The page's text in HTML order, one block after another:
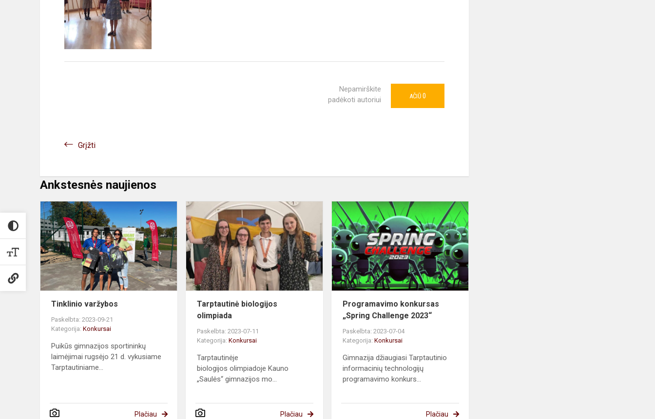
Nepamirškite
padėkoti autoriui
AČIŪ 0
Grįžti
Ankstesnės naujienos
Tinklinio
varžybos
Tinklinio varžybos
Paskelbta: 2023-09-21
Kategorija: Konkursai
Puikūs gimnazijos sportininkų
laimėjimai rugsėjo 21 d. vykusiame
Tarptautiniame...
Plačiau
Tarptautinė
biologijos
olimpiada
Tarptautinė biologijos
olimpiada
Paskelbta: 2023-07-11
Kategorija:Konkursai
Tarptautinėje
biologijos olimpiadoje Kauno
„Saulės“ gimnazijos mo...
Plačiau
Programavimo
konkursas
„Spring
Challenge
2023“
Programavimo konkursas
„Spring Challenge 2023“
Paskelbta: 2023-07-04
Kategorija:Konkursai
Gimnazija džiaugiasi Tarptautinio
informacinių technologijų
programavimo konkurs...
Plačiau